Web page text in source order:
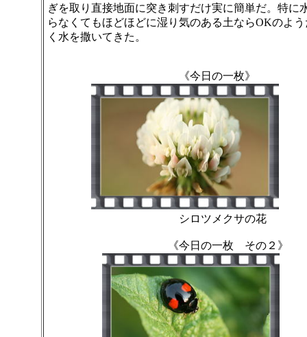
ぎを取り直接地面に突き刺すだけ実に簡単だ。特に
らなくてもほどほどに湿り気のある土ならOKのよ
く水を撒いてきた。
《今日の一枚》
シロツメクサの花
《今日の一枚 その２》